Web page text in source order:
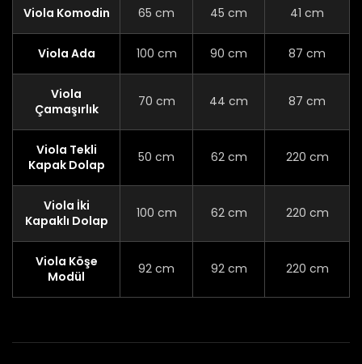
Viola Komodin 65 cm 45 cm 41 cm
Viola Ada 100 cm 90 cm 87 cm
Viola
Çamaşırlık
70 cm 44 cm 87 cm
Viola Tekli
Kapak Dolap
50 cm 62 cm 220 cm
Viola İki
Kapaklı Dolap
100 cm 62 cm 220 cm
Viola Köşe
Modül
92 cm 92 cm 220 cm